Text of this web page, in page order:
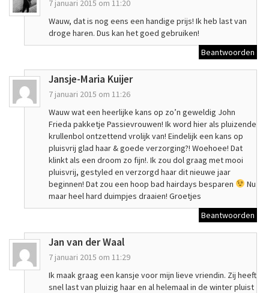
7 januari 2015 om 11:20
Wauw, dat is nog eens een handige prijs! Ik heb last van
droge haren. Dus kan het goed gebruiken!
Beantwoorden
Jansje-Maria Kuijer
7 januari 2015 om 11:26
Wauw wat een heerlijke kans op zo’n geweldig John
Frieda pakketje Passievrouwen! Ik word hier als pluizende
krullenbol ontzettend vrolijk van! Eindelijk een kans op
pluisvrij glad haar & goede verzorging?! Woehoee! Dat
klinkt als een droom zo fijn!. Ik zou dol graag met mooi
pluisvrij, gestyled en verzorgd haar dit nieuwe jaar
beginnen! Dat zou een hoop bad hairdays besparen
Nu
maar heel hard duimpjes draaien! Groetjes
Beantwoorden
Jan van der Waal
7 januari 2015 om 11:29
Ik maak graag een kansje voor mijn lieve vriendin. Zij heeft
snel last van pluizig haar en al helemaal in de winter pluist